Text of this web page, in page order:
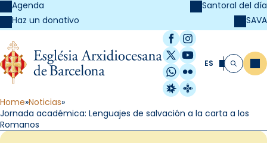
Agenda
Haz un donativo
Santoral del día
SAVA
Facebook
Instagram
X / Twitter
YouTube
WhatsApp
Flickr
Radio Estel
Catalunya
ES Buscar
Home Noticias
Jornada académica: Lenguajes de salvación a la carta a los
Romanos